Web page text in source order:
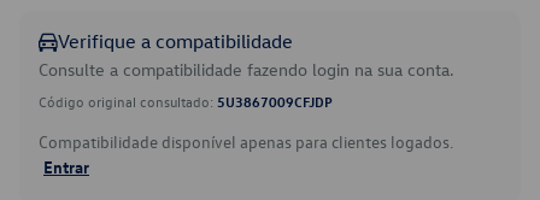
Verifique a compatibilidade
Consulte a compatibilidade fazendo login na sua conta.
Código original consultado: 5U3867009CFJDP
Compatibilidade disponível apenas para clientes logados.
Entrar